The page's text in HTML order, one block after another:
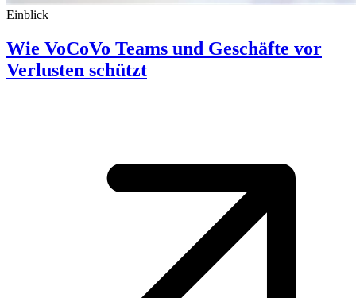
Einblick
Wie VoCoVo Teams und Geschäfte vor
Verlusten schützt